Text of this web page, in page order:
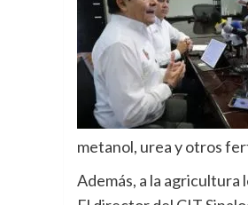
metanol, urea y otros
Además, a la